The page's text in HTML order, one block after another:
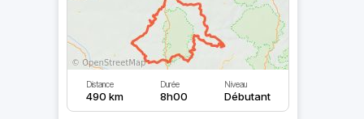
Distance
490 km
Durée
8h00
Niveau
Débutant